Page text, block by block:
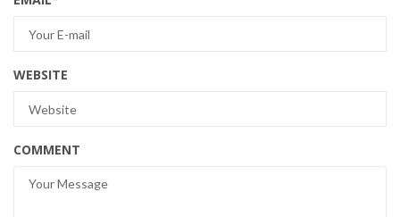
WEBSITE
COMMENT